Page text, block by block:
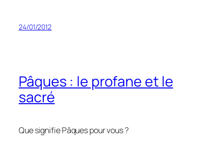
24/01/2012
Pâques : le profane et le
sacré
Que signifie Pâques pour vous ?